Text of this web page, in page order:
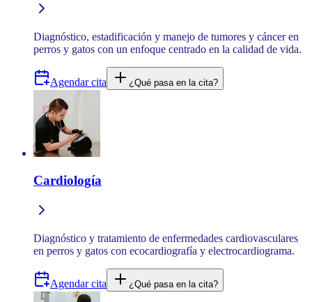
Diagnóstico, estadificación y manejo de tumores y cáncer en
perros y gatos con un enfoque centrado en la calidad de vida.
Agendar cita ¿Qué pasa en la cita?
Cardiología
Diagnóstico y tratamiento de enfermedades cardiovasculares
en perros y gatos con ecocardiografía y electrocardiograma.
Agendar cita ¿Qué pasa en la cita?